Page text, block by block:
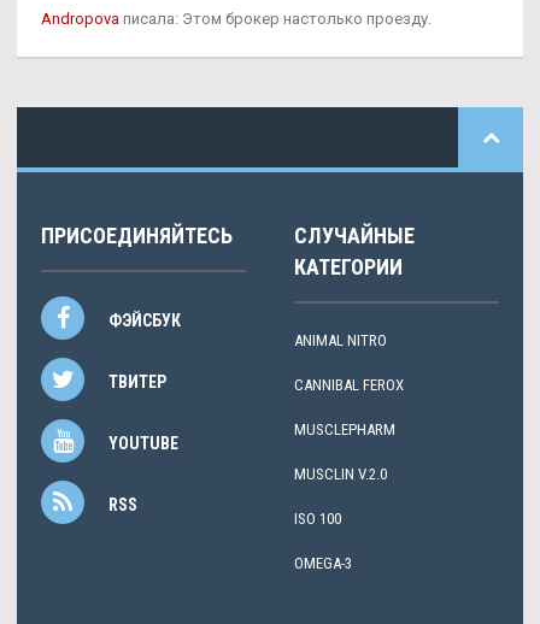
Andropova писала: Этом брокер настолько проезду.
ПРИСОЕДИНЯЙТЕСЬ
ФЭЙСБУК
ТВИТЕР
YOUTUBE
RSS
СЛУЧАЙНЫЕ
КАТЕГОРИИ
ANIMAL NITRO
CANNIBAL FEROX
MUSCLEPHARM
MUSCLIN V.2.0
ISO 100
OMEGA-3